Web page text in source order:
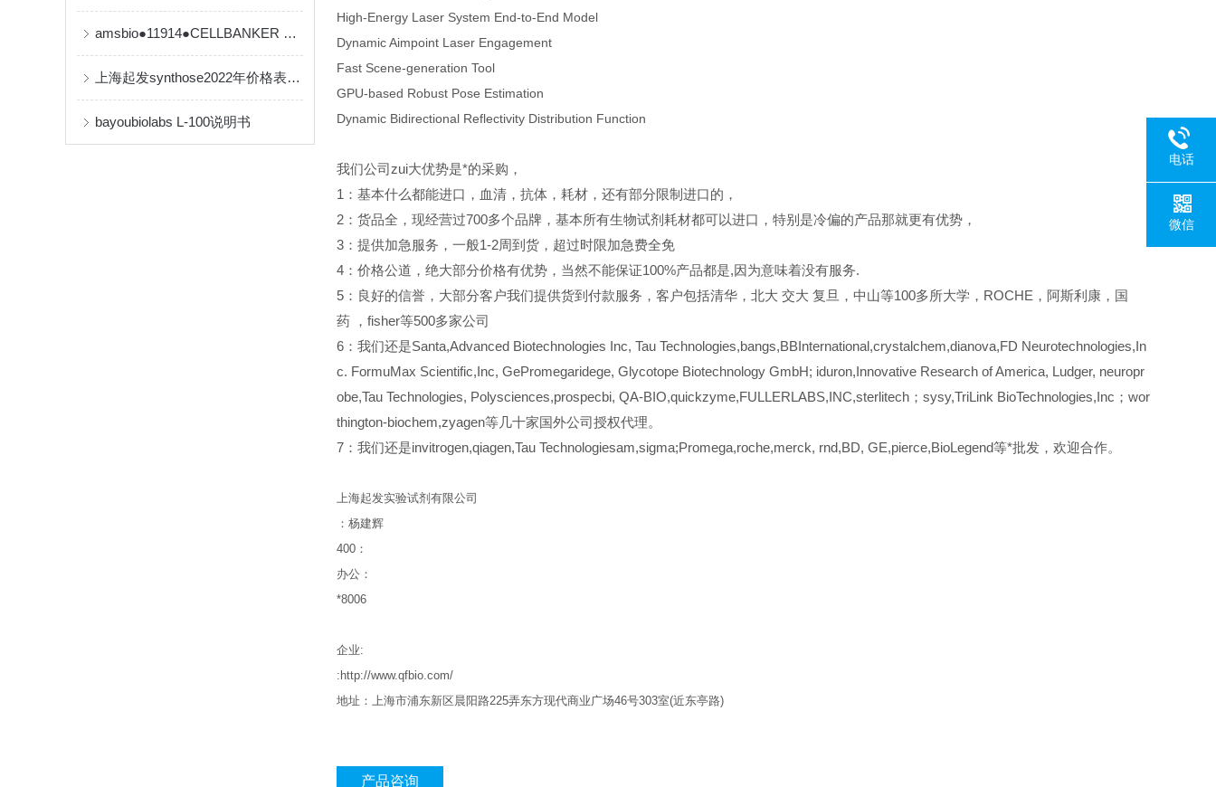
amsbio●11914●CELLBANKER 2 细胞冻存液【产品说明书】
上海起发synthose2022年价格表，欢迎订购！
bayoubiolabs L-100说明书
High-Energy Laser System End-to-End Model
Dynamic Aimpoint Laser Engagement
Fast Scene-generation Tool
GPU-based Robust Pose Estimation
Dynamic Bidirectional Reflectivity Distribution Function
我们公司zui大优势是*的采购，
1
：基本什么都能进口，血清，抗体，耗材，还有部分限制进口的，
2 ：货品全，现经营过700多个品牌，基本所有生物试剂耗材都可以进口，特别是冷偏的产品那就更有优势，
3 ：提供加急服务，一般1-2周到货，超过时限加急费全免
4 ：价格公道，绝大部分价格有优势，当然不能保证100%产品都是,因为意味着没有服务.
5 ：良好的信誉，大部分客户我们提供货到付款服务，客户包括清华，北大 交大 复旦，中山等100多所大学，ROCHE，阿斯利康，国
药
，fisher等500多家公司
6 ：我们还是Santa,Advanced Biotechnologies Inc, Tau Technologies,bangs,BBInternational,crystalchem,dianova,FD Neurotechnologies,In
c. FormuMax Scientific,Inc, GePromegaridege, Glycotope Biotechnology GmbH; iduron,Innovative Research of America, Ludger, neuropr
obe,Tau Technologies, Polysciences,prospecbi, QA-BIO,quickzyme,FULLERLABS,INC,sterlitech；sysy,TriLink BioTechnologies,Inc；wor
thington-biochem,zyagen等几十家国外公司授权代理。
7：我们还是invitrogen,qiagen,Tau Technologiesam,sigma;Promega,roche,merck, rnd,BD, GE,pierce,BioLegend等*批发，欢迎合作。
上海起发实验试剂有限公司
：杨建辉
400 ：
办公：
*8006
企业:
:http://www.qfbio.com/
地址：上海市浦东新区晨阳路225弄东方现代商业广场46号303室(近东亭路)
产品咨询
电话
微信